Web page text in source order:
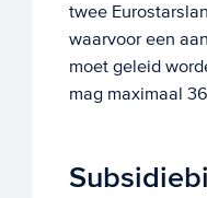
twee
waarvoor een
moet geleid
mag maximaal